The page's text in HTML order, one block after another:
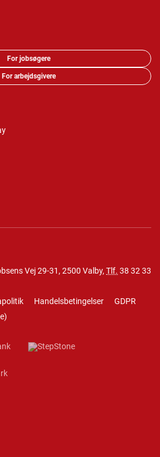
For jobsøgere
For arbejdsgivere
Vej 29-31, 2500 Valby, Tlf. 38 32 33
Handelsbetingelser
GDPR
)